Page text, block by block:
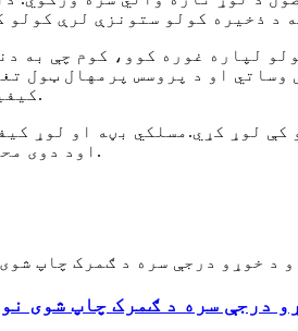
وساتي او د پروسس پرمهال ټول
کیفیت او خوند ساتي بلکه د هغې د شیلف ژوند هم اوږدوي.
مسلکي بڼه او لوړ
او د دوی محصولات د څارویو د خوړو په سیالي بازار کې غوره کړي.
درجې سره د ګمرک چاپ شوی